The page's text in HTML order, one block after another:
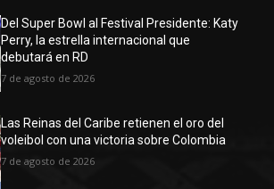
Del Super Bowl al Festival Presidente: Katy
Perry, la estrella internacional que
debutará en RD
7 de agosto de 2026
Las Reinas del Caribe retienen el oro del
voleibol con una victoria sobre Colombia
7 de agosto de 2026